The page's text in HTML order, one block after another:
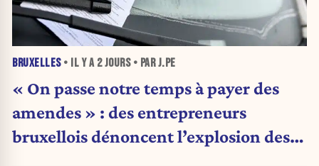
BRUXELLES• IL Y A 2 JOURS• PAR J.PE
« On passe notre temps à payer des
amendes » : des entrepreneurs
bruxellois dénoncent l’explosion des